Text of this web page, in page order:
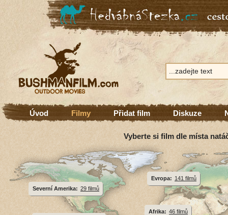
Úvod Filmy Přidat film Diskuze
Vyberte si film dle místa
Afrika: 46 filmů
Evropa: 141 filmů
Severní Amerika: 29 filmů